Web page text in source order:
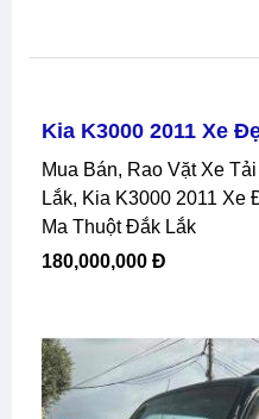
Kia K3000 2011 Xe
Mua Bán, Rao Vặt Xe Tải Cũ Buôn Ma Thuột Đắk
Lắk, Kia K3000 2011 Xe
Ma Thuột Đắk Lắk
180,000,000 Đ